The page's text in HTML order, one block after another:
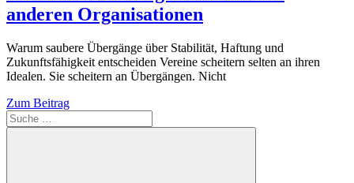
anderen Organisationen
Warum saubere Übergänge über Stabilität, Haftung und
Zukunftsfähigkeit entscheiden Vereine scheitern selten an ihren
Idealen. Sie scheitern an Übergängen. Nicht
Zum Beitrag